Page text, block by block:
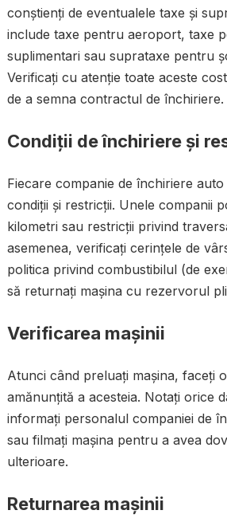
conștienți de eventualele taxe și
include taxe pentru aeroport, taxe
suplimentari sau suprataxe pentru
Verificați cu atenție toate aceste
de a semna contractul de închiriere.
Condiții de închiriere și
Fiecare companie de închiriere
condiții și restricții. Unele companii
kilometri sau restricții privind
asemenea, verificați cerințele de
politica privind combustibilul (de
să returnați mașina cu rezervorul
Verificarea mașinii
Atunci când preluați mașina, faceți
amănunțită a acesteia. Notați orice
informați personalul companiei de
sau filmați mașina pentru a avea
ulterioare.
Returnarea mașinii